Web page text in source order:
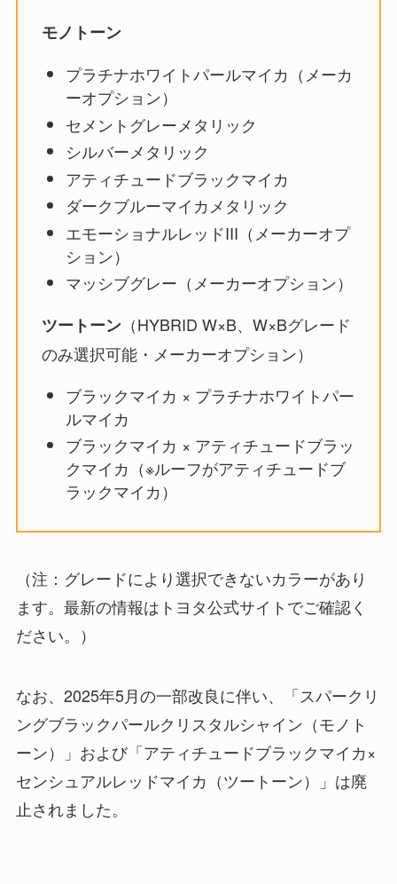
モノトーン
プラチナホワイトパールマイカ（メーカ
ーオプション）
セメントグレーメタリック
シルバーメタリック
アティチュードブラックマイカ
ダークブルーマイカメタリック
エモーショナルレッドIII（メーカーオプ
ション）
マッシブグレー（メーカーオプション）
ツートーン（HYBRID W×B、W×Bグレード
のみ選択可能・メーカーオプション）
ブラックマイカ × プラチナホワイトパー
ルマイカ
ブラックマイカ × アティチュードブラッ
クマイカ（※ルーフがアティチュードブ
ラックマイカ）
（注：グレードにより選択できないカラーがあり
ます。最新の情報はトヨタ公式サイトでご確認く
ださい。）
なお、2025年5月の一部改良に伴い、「スパークリ
ングブラックパールクリスタルシャイン（モノト
ーン）」および「アティチュードブラックマイカ×
センシュアルレッドマイカ（ツートーン）」は廃
止されました。